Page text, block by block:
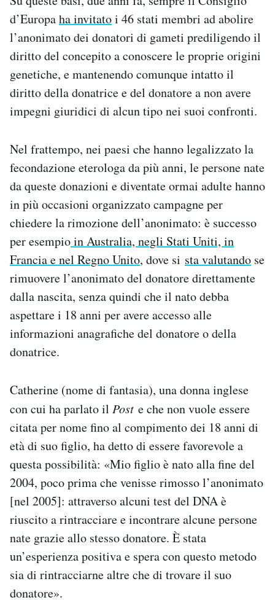
d’Europaha invitatoi 46 stati membri ad abolire
l’anonimato dei donatori di gameti prediligendo il
diritto del concepito a conoscere le proprie origini
genetiche, e mantenendo comunque intatto il
diritto della donatrice e del donatore a non avere
impegni giuridici di alcun tipo nei suoi confronti.
Nel frattempo, nei paesi che hanno legalizzato la
fecondazione eterologa da più anni, le persone nate
da queste donazioni e diventate ormai adulte hanno
in più occasioni organizzato campagne per
chiedere la rimozione dell’anonimato: è successo
per esempioin Australia, negli Stati Uniti, in
Francia enel Regno Unito, dove si sta valutando se
rimuovere l’anonimato del donatore direttamente
dalla nascita, senza quindi che il nato debba
aspettare i 18 anni per avere accesso alle
informazioni anagrafiche del donatore o della
donatrice.
Catherine (nome di fantasia), una donna inglese
con cui ha parlato il Post e che non vuole essere
citata per nome fino al compimento dei 18 anni di
età di suo figlio, ha detto di essere favorevole a
questa possibilità: «Mio figlio è nato alla fine del
2004, poco prima che venisse rimosso l’anonimato
[nel 2005]: attraverso alcuni test del DNA è
riuscito a rintracciare e incontrare alcune persone
nate grazie allo stesso donatore. È stata
un’esperienza positiva e spera con questo metodo
sia di rintracciarne altre che di trovare il suo
donatore».